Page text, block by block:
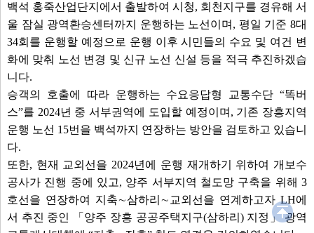
백석 홍죽산업단지에서 출발하여 시청, 회천지구를 경유해 서
울 잠실 광역환승센터까지 운행하는 노선이며, 평일 기준 8대
34회를 운행할 예정으로 운행 이후 시민들의 수요 및 여건 변
화에 맞춰 노선 변경 및 신규 노선 신설 등을 적극 추진하겠습
니다.
승객의 호출에 따라 운행하는 수요응답형 교통수단 “똑버
스”를 2024년 중 서부권역에 도입할 예정이며, 기존 장흥지역
운행 노선 15번을 백석까지 연장하는 방안을 검토하고 있습니
다.
또한, 현재 교외선을 2024년에 운행 재개하기 위하여 개보수
공사가 진행 중에 있고, 양주 서부지역 철도망 구축을 위해 3
호선을 연장하여 지축∼삼하리∼교외선을 연계하고자 LH에
서 추진 중인 「양주 장흥 공공주택지구(삼하리) 지정」 광역